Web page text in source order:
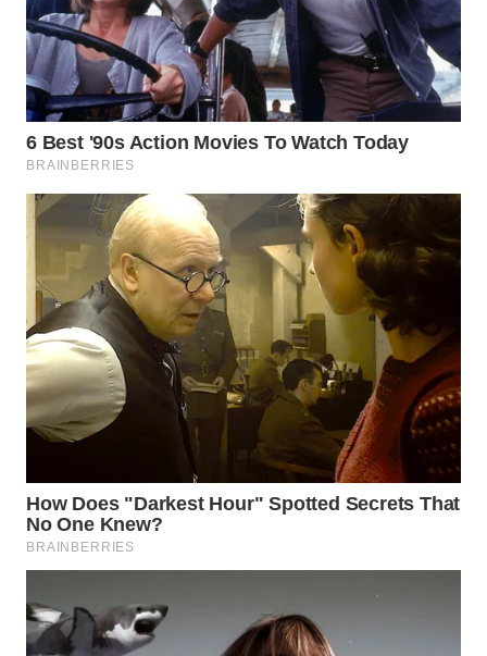
SUKABUMI
WN
PURWAKARTA
WN
PRIANGAN
TIMUR
WN
SEMARANG
WN
SOLO
WN
BOROBUDUR
WN
MADURA
WN